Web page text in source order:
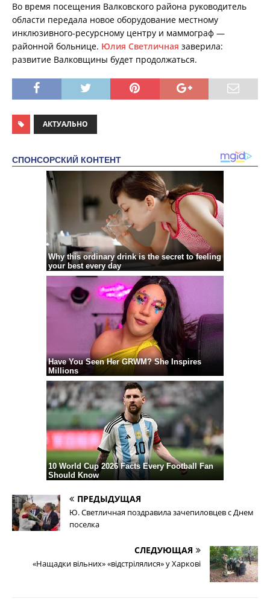
Во время посещения Валковского района руководитель
области передала новое оборудование местному
инклюзивного-ресурсному центру и маммограф —
районной больнице. Юлия Светличная заверила:
развитие Валковщины будет продолжаться.
АКТУАЛЬНО
ПРЕДЫДУЩАЯ
Ю. Светличная поздравила зачепиловцев с Днем
поселка
СЛЕДУЮЩАЯ
«Нащадки вільних» «відстрілялися» у Харкові